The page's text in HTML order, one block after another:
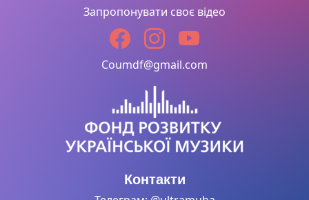
Запропонувати своє відео
Coumdf@gmail.com
Контакти